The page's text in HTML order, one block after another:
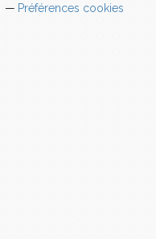
Préférences cookies